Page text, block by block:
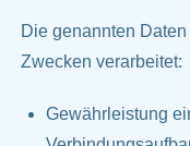
Die genannten
Zwecken verarbeitet:
Gewährleistung